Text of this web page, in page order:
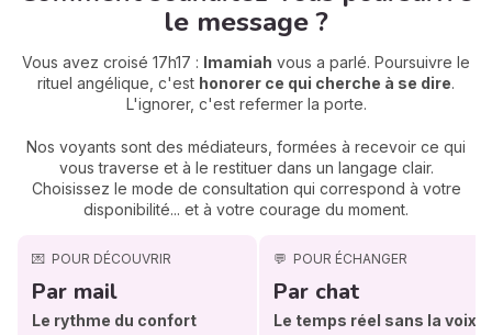
le message ?
Vous avez croisé 17h17 : Imamiah vous a parlé. Poursuivre le
rituel angélique, c'est honorer ce qui cherche à se dire.
L'ignorer, c'est refermer la porte.
Nos voyants sont des médiateurs, formées à recevoir ce qui
vous traverse et à le restituer dans un langage clair.
Choisissez le mode de consultation qui correspond à votre
disponibilité... et à votre courage du moment.
💌 POUR DÉCOUVRIR
Par mail
Le rythme du confort
💬 POUR ÉCHANGER
Par chat
Le temps réel sans la voix